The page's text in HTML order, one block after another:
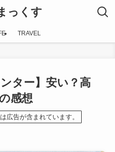
っくす
TRAVEL
ター】安い？高
感想
広告が含まれています。